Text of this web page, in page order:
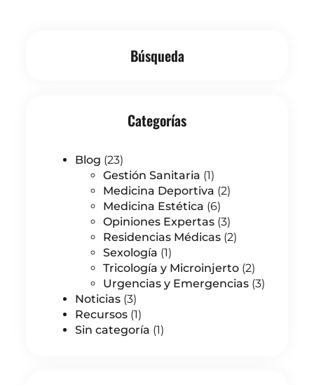
Búsqueda
Categorías
Blog (23)
Gestión Sanitaria (1)
Medicina Deportiva (2)
Medicina Estética (6)
Opiniones Expertas(3)
Residencias Médicas(2)
Sexología (1)
Tricología y Microinjerto(2)
Urgencias y Emergencias(3)
Noticias(3)
Recursos(1)
Sin categoría (1)